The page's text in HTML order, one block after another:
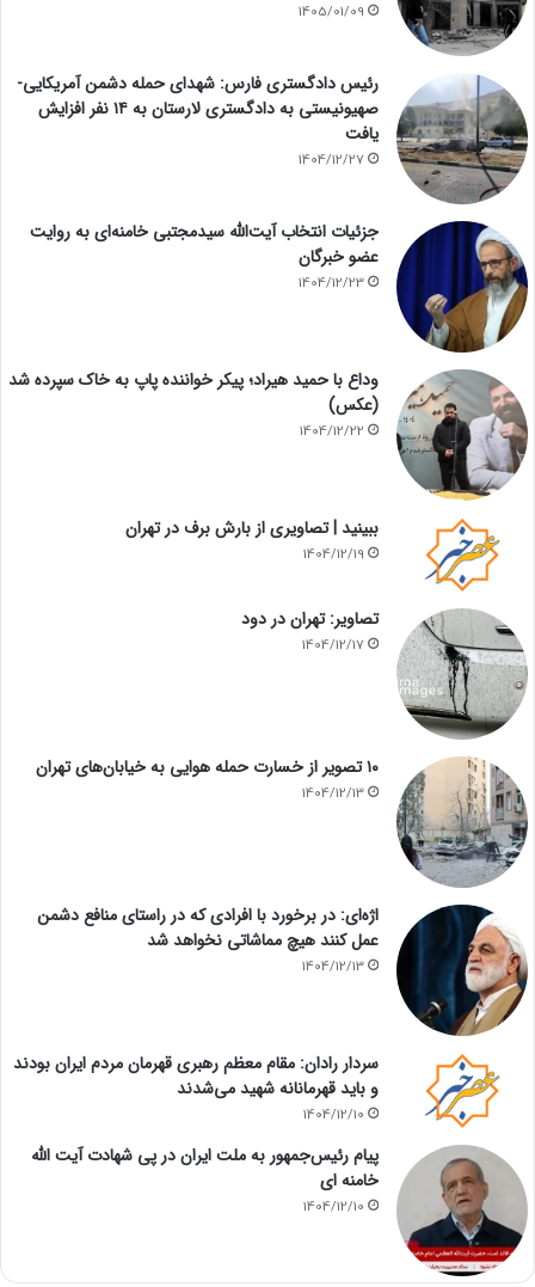
1405/01/09
رئیس دادگستری فارس: شهدای حمله دشمن آمریکایی-
صهیونیستی به دادگستری لارستان به ۱۴ نفر افزایش
یافت
1404/12/27
جزئیات انتخاب آیت‌الله سیدمجتبی خامنه‌ای به روایت
عضو خبرگان
1404/12/23
وداع با حمید هیراد؛ پیکر خواننده پاپ به خاک سپرده شد
(عکس)
1404/12/22
ببینید | تصاویری از بارش برف در تهران
1404/12/19
تصاویر: تهران در دود
1404/12/17
۱۰ تصویر از خسارت حمله هوایی به خیابان‌های تهران
1404/12/13
اژه‌ای: در برخورد با افرادی که در راستای منافع دشمن
عمل کنند هیچ مماشاتی نخواهد شد
1404/12/13
سردار رادان: مقام معظم رهبری قهرمان مردم ایران بودند
و باید قهرمانانه شهید می‌شدند
1404/12/10
پیام رئیس‌جمهور به ملت ایران در پی شهادت آیت الله
خامنه ای
1404/12/10